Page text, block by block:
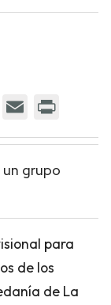
grupo
para
de los
de La